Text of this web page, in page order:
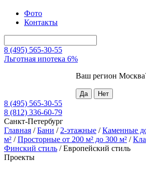
Фото
Контакты
8 (495) 565-30-55
Льготная ипотека 6%
Ваш регион Москва
8 (495) 565-30-55
8 (812) 336-60-79
Санкт-Петербург
Главная /Бани / 2-этажные /Каменные
м² /Просторные от 200 м² до 300 м² /
Финский стиль /Европейский стиль
Проекты